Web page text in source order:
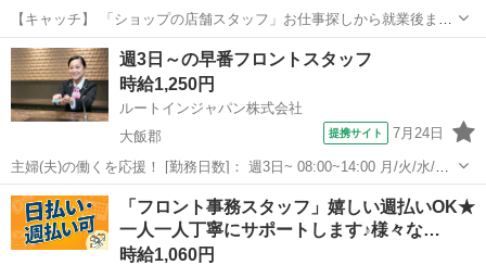
【キャッチ】 「ショップの店舗スタッフ」お仕事探しから就業後まで
徹底サポート！20代～40代中心に幅広く活躍中★好環境でお仕事した
い方にもおススメ◎ 【コメント】 未経験さん・ブランクさん多数活躍
中◎ 豊富なお仕事の中から...
福井 福井市 その他
週3日～の早番フロントスタッフ
時給1,250円
ルートインジャパン株式会社
大飯郡
提携サイト 7月24日
主婦(夫)の働くを応援！ [勤務日数]： 週3日~ 08:00~14:00 月/火/水/木/
金/土/日 などから選べます [勤務地・最寄駅]： 福井県大飯郡宮崎49-1-
1 ホテルルートイン大飯高浜 若狭高浜駅自動車3分...
福井 大飯郡 フロント
「フロント事務スタッフ」嬉しい週払いOK★
一人一人丁寧にサポートします♪様々な…
時給1,060円